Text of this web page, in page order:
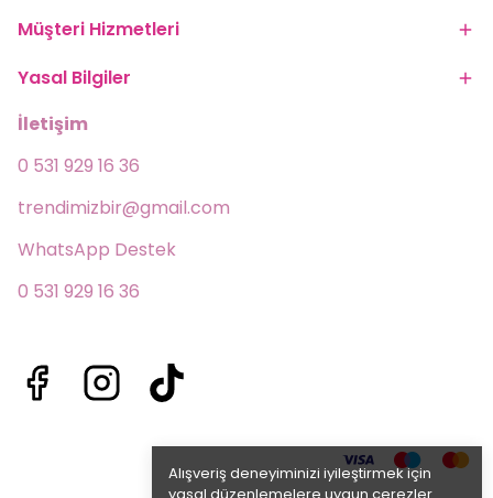
Alışveriş deneyiminizi iyileştirmek için
Müşteri Hizmetleri
Yasal Bilgiler
İletişim
0 531 929 16 36
trendimizbir@gmail.com
WhatsApp Destek
0 531 929 16 36